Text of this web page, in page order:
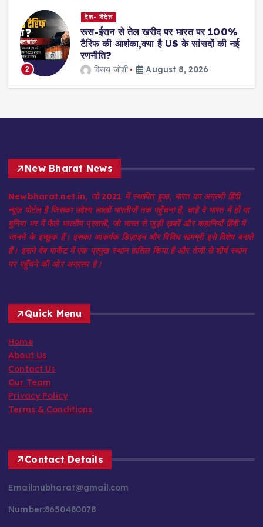
2
देश- विदेश
रूस-ईरान से तेल खरीद पर भारत पर 100%
टैरिफ की आशंका,क्या है US के सांसदों की नई
रणनीति?
विजय जोशी August 8, 2026
New Bharat News
Newbharat.net.in, जो 2021 में स्थापित हुआ, भारत का अग्रणी हिंदी
न्यूज़ पोर्टल है जिसका उद्देश्य लाखों भारतीयों तक पहुँचना है, चाहे वे भारत में हों या
दुनिया भर में फैले भारतीय प्रवासी, जो भारत से जुड़ी ख़बरें और कहानियाँ हिंदी में
जानने के इच्छुक हैं। इसका आकर्षक डिज़ाइन और विविध सामग्री इसे विशेष बनाते
हैं। इसने वेब मार्केट में एक प्रमुख स्थान हासिल किया है और तेजी से शीर्ष स्थान
पर पहुँचने की ओर अग्रसर है।
Quick Menu
Home
About Us
Contact Us
Our Team
Privacy Policy
Terms & Conditions
Contact Details
Email:nubharat@gmail.com
Number:8650480078